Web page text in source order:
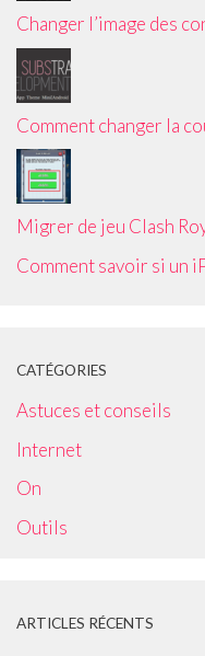
Changer l’image des
Comment changer la
Migrer de jeu Clash
Comment savoir si un
CATÉGORIES
Astuces et conseils
Internet
On
Outils
ARTICLES RÉCENTS